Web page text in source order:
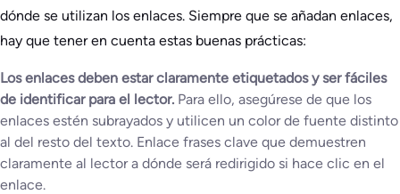
dónde se utilizan los enlaces. Siempre que se añadan enlaces,
hay que tener en cuenta estas buenas prácticas:
Los enlaces deben estar claramente etiquetados y ser fáciles
de identificar para el lector. Para ello, asegúrese de que los
enlaces estén subrayados y utilicen un color de fuente distinto
al del resto del texto. Enlace frases clave que demuestren
claramente al lector a dónde será redirigido si hace clic en el
enlace.